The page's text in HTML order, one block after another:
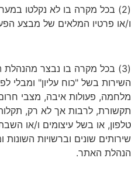
(2) בכל מקרה בו לא נקלטו
ו/או פרטיו המלאים של מבצע
(3) בכל מקרה בו נבצר
השירות בשל "כוח עליון" ומבלי
מלחמה, פעולות איבה, מצבי
תקשורת, לרבות אך לא רק,
טלפון, או בשל עיצומים ו/או
שירותים שונים וברשויות
הנהלת האתר.